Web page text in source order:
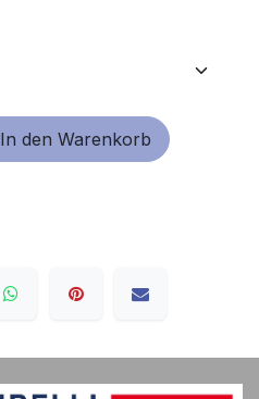
In den Warenkorb